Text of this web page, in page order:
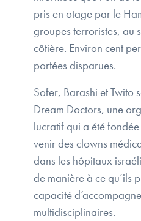
pris en otage par le
groupes terroristes, au
côtière. Environ cent
portées disparues.
Sofer, Barashi et Twito
Dream Doctors, une
lucratif qui a été
venir des clowns
dans les hôpitaux
de manière à ce qu’ils
capacité
multidisciplinaires.